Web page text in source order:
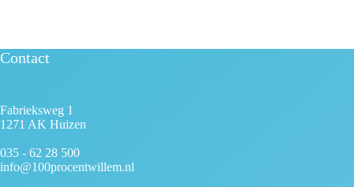
Contact
Fabrieksweg 1
1271 AK Huizen
035 - 62 28 500
info@100procentwillem.nl